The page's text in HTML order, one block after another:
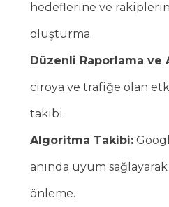
hedeflerine ve
oluşturma.
Düzenli Raporlama ve
ciroya ve trafiğe olan
takibi.
Algoritma Takibi:
anında uyum sağlayarak
önleme.